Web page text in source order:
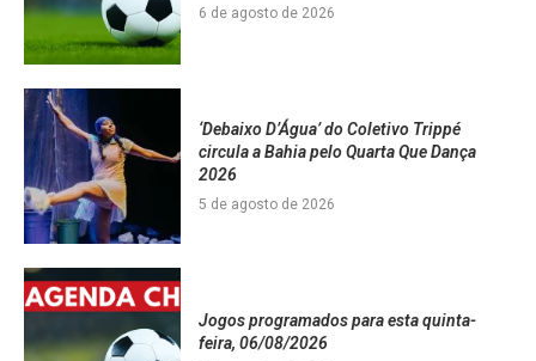
6 de agosto de 2026
‘Debaixo D’Água’ do Coletivo Trippé
circula a Bahia pelo Quarta Que Dança
2026
5 de agosto de 2026
Jogos programados para esta quinta-
feira, 06/08/2026